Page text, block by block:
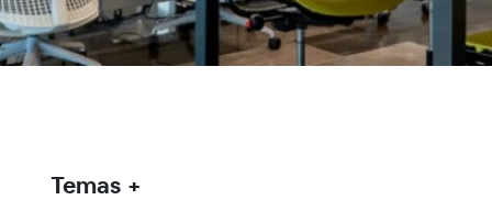
Temas